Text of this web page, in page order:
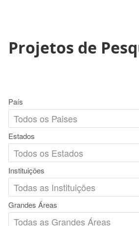
Projetos de
País
Estados
Instituições
Grandes Áreas